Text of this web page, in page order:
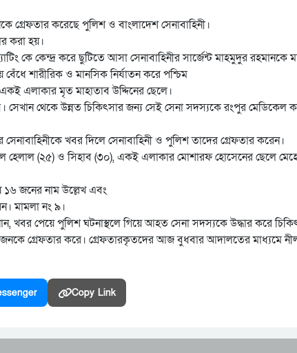
গ্রেফতার করেছে পুলিশ ও বাংলাদেশ সেনাবাহিনী।
করা হয়।
কে কেন্দ্র করে ছুটিতে আসা সেনাবাহিনীর সার্জেন্ট মাহমুদুর রহমানকে
শারীরিক ও মানসিক নির্যাতন করে পশ্চিম
এলাকার মৃত মাহাতাব উদ্দিনের ছেলে।
সেখান থেকে উন্নত চিকিৎসার জন্য সেই সেনা সদস্যকে রংপুর মেডিকেল
খবর দিলে সেনাবাহিনী ও পুলিশ তাদের গ্রেফতার করেন।
হেলাল (২৫) ও সিহাব (৩০), একই এলাকার মোশারফ হোসেনের ছেলে
১৬ জনের নাম উল্লেখ এবং
মামলা নং ৯।
খবর পেয়ে পুলিশ ঘটনাস্থলে গিয়ে আহত সেনা সদস্যকে উদ্ধার করে
গ্রেফতার করে। গ্রেফতারকৃতদের আজ বুধবার আদালতের মাধ্যমে
Copy Link